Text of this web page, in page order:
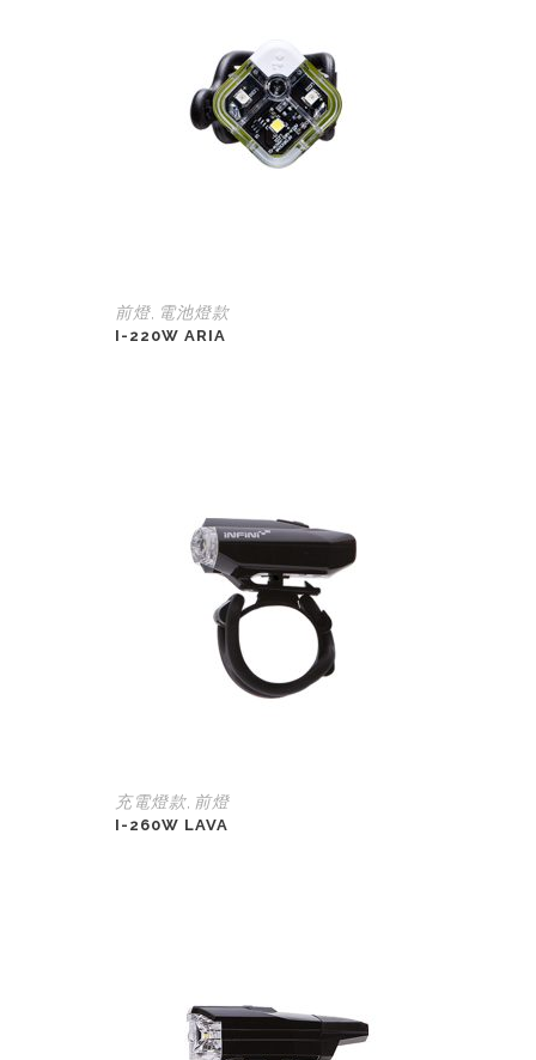
前燈, 電池燈款
I-220W ARIA
充電燈款, 前燈
I-260W LAVA